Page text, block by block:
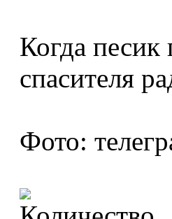
Когда песик
спасителя
Фото: